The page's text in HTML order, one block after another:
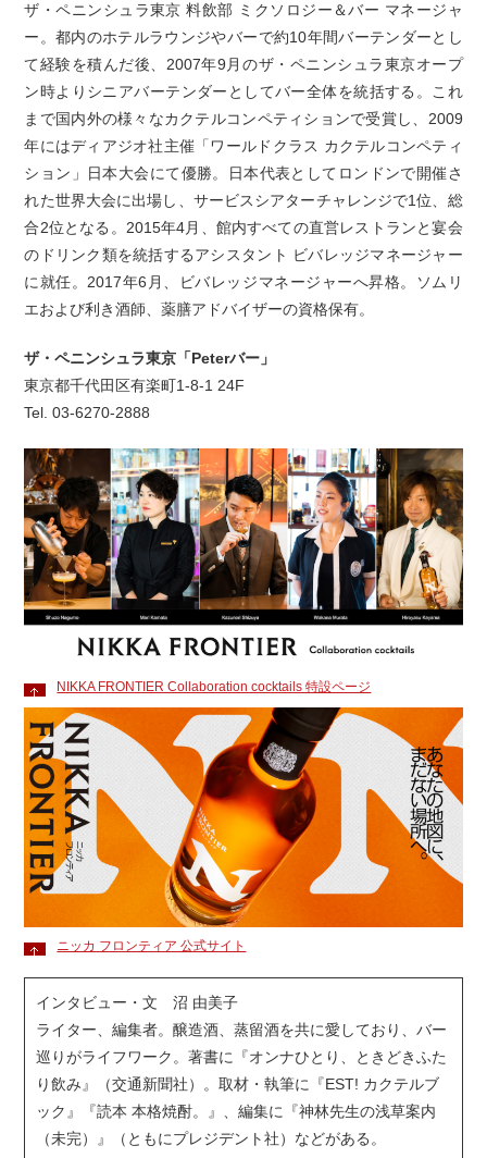
ザ・ペニンシュラ東京 料飲部 ミクソロジー＆バー マネージャ
ー。都内のホテルラウンジやバーで約10年間バーテンダーとし
て経験を積んだ後、2007年9月のザ・ペニンシュラ東京オープ
ン時よりシニアバーテンダーとしてバー全体を統括する。これ
まで国内外の様々なカクテルコンペティションで受賞し、2009
年にはディアジオ社主催「ワールドクラス カクテルコンペティ
ション」日本大会にて優勝。日本代表としてロンドンで開催さ
れた世界大会に出場し、サービスシアターチャレンジで1位、総
合2位となる。2015年4月、館内すべての直営レストランと宴会
のドリンク類を統括するアシスタント ビバレッジマネージャー
に就任。2017年6月、ビバレッジマネージャーへ昇格。ソムリ
エおよび利き酒師、薬膳アドバイザーの資格保有。
ザ・ペニンシュラ東京「Peterバー」
東京都千代田区有楽町1-8-1 24F
Tel. 03-6270-2888
NIKKA FRONTIER Collaboration cocktails 特設ページ
ニッカ フロンティア 公式サイト
インタビュー・文 沼 由美子
ライター、編集者。醸造酒、蒸留酒を共に愛しており、バー
巡りがライフワーク。著書に『オンナひとり、ときどきふた
り飲み』（交通新聞社）。取材・執筆に『EST! カクテルブ
ック』『読本 本格焼酎。』、編集に『神林先生の浅草案内
（未完）』（ともにプレジデント社）などがある。